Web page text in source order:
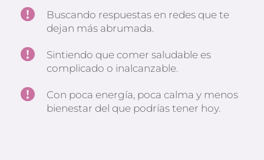
Buscando respuestas en redes que te
dejan más abrumada.
Sintiendo que comer saludable es
complicado o inalcanzable.
Con poca energía, poca calma y menos
bienestar del que podrías tener hoy.